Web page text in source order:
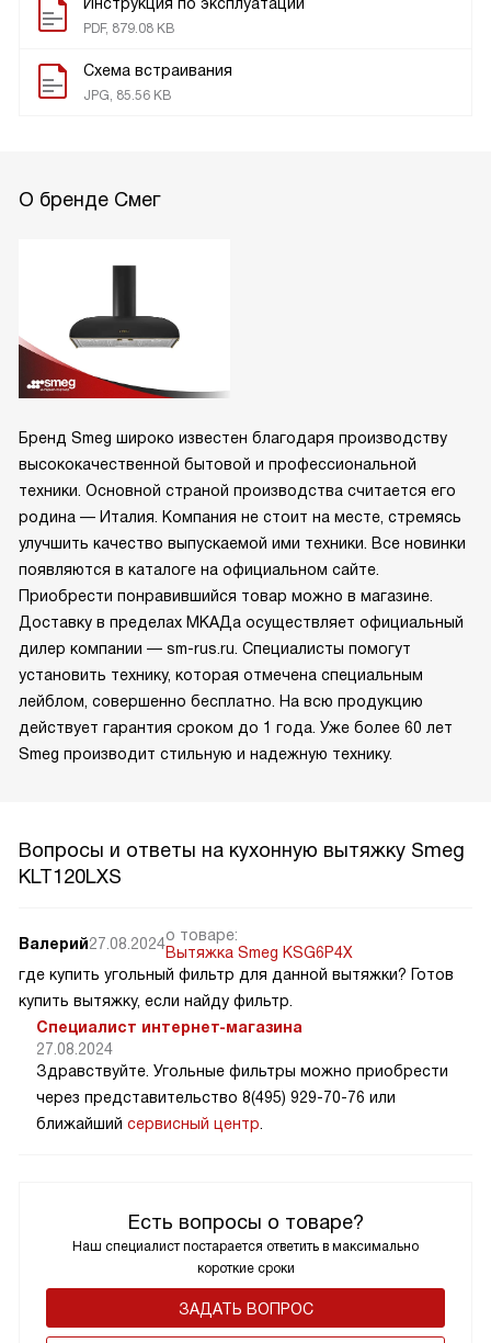
PDF, 879.08 KB
Схема встраивания
JPG, 85.56 KB
О бренде Смег
Бренд Smeg широко известен благодаря производству
высококачественной бытовой и профессиональной
техники. Основной страной производства считается его
родина — Италия. Компания не стоит на месте, стремясь
улучшить качество выпускаемой ими техники. Все новинки
появляются в каталоге на официальном сайте.
Приобрести понравившийся товар можно в магазине.
Доставку в пределах МКАДа осуществляет официальный
дилер компании — sm-rus.ru. Специалисты помогут
установить технику, которая отмечена специальным
лейблом, совершенно бесплатно. На всю продукцию
действует гарантия сроком до 1 года. Уже более 60 лет
Smeg производит стильную и надежную технику.
Вопросы и ответы на кухонную вытяжку Smeg
KLT120LXS
Есть вопросы о товаре?
Наш специалист постарается ответить в максимально
короткие сроки
ЗАДАТЬ ВОПРОС
Валерий27.08.2024о товаре:
Вытяжка Smeg KSG6P4X
где купить угольный фильтр для данной вытяжки? Готов
купить вытяжку, если найду фильтр.
Специалист интернет-магазина
27.08.2024
Здравствуйте. Угольные фильтры можно приобрести
через представительство 8(495) 929-70-76 или
ближайший сервисный центр